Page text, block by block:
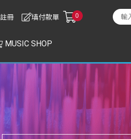
註冊 0
填付款單
MUSIC SHOP